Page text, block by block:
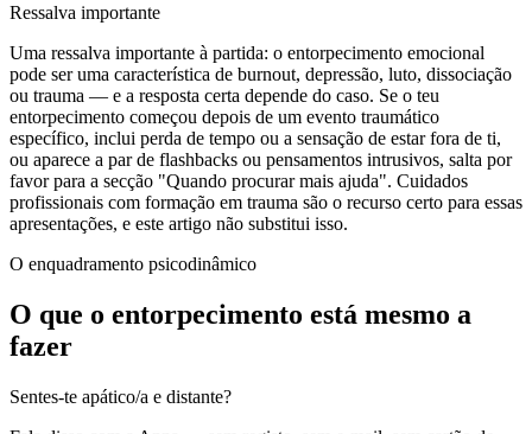
Ressalva importante
Uma ressalva importante à partida: o entorpecimento emocional
pode ser uma característica de burnout, depressão, luto, dissociação
ou trauma — e a resposta certa depende do caso. Se o teu
entorpecimento começou depois de um evento traumático
específico, inclui perda de tempo ou a sensação de estar fora de ti,
ou aparece a par de flashbacks ou pensamentos intrusivos, salta por
favor para a secção "Quando procurar mais ajuda". Cuidados
profissionais com formação em trauma são o recurso certo para essas
apresentações, e este artigo não substitui isso.
O enquadramento psicodinâmico
O que o entorpecimento está mesmo a
fazer
Sentes-te apático/a e distante?